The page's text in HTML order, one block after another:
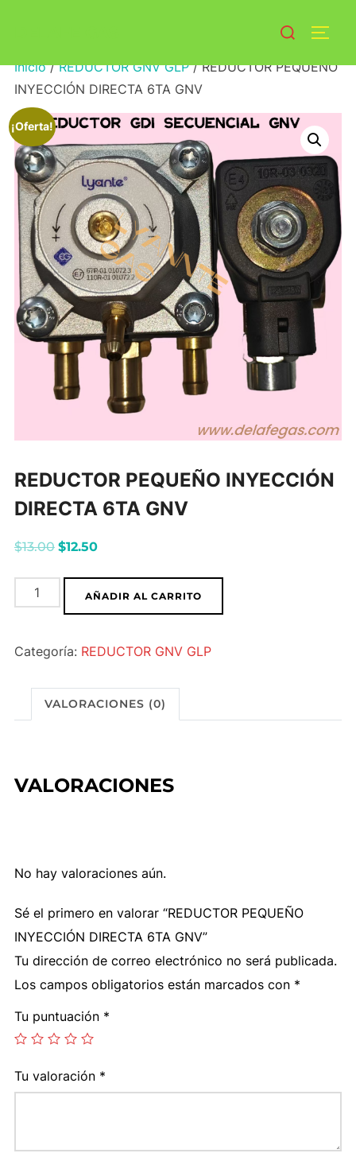
Buscar:
Inicio/REDUCTOR GNV GLP/ REDUCTOR PEQUEÑO
INYECCIÓN DIRECTA 6TA GNV
¡Oferta!
REDUCTOR PEQUEÑO INYECCIÓN
DIRECTA 6TA GNV
$13.00 El
original
era:
$12.50El
actual
es:
REDUCTOR
PEQUEÑO
DIRECTA
cantidad
AÑADIR AL CARRITO
Categoría: REDUCTOR GNV GLP
VALORACIONES (0)
VALORACIONES
No hay valoraciones aún.
Sé el primero en valorar “REDUCTOR PEQUEÑO
INYECCIÓN DIRECTA 6TA GNV”
Tu dirección de correo electrónico no será publicada.
Los campos obligatorios están marcados con *
Tu puntuación *
Tu valoración *